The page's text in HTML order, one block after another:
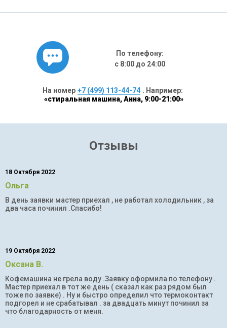
По телефону:
с 8:00 до 24:00
На номер +7 (499) 113-44-74 . Например:
«стиральная машина, Анна, 9:00-21:00»
Отзывы
18 Октября 2022
Ольга
В день заявки мастер приехал , не работал холодильник , за
два часа починил .Спасибо!
19 Октября 2022
Оксана В.
Кофемашина не грела воду .Заявку оформила по телефону .
Мастер приехал в тот же день ( сказал как раз рядом был
тоже по заявке) . Ну и быстро определил что термоконтакт
подгорел и не срабатывал . за двадцать минут починил за
что благодарность от меня.